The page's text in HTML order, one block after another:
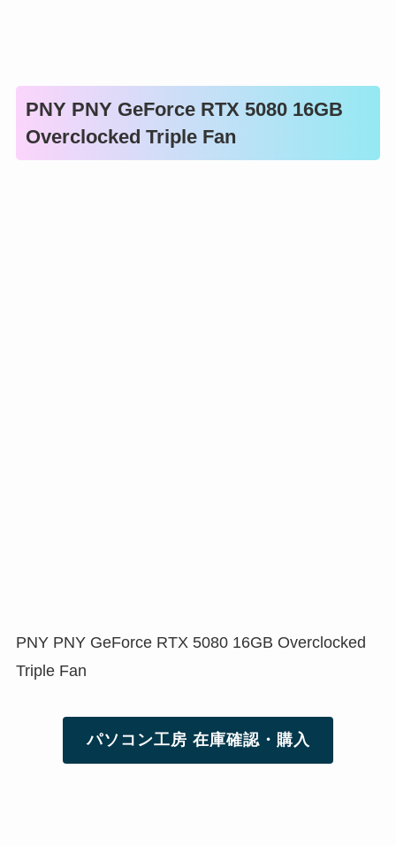
PNY PNY GeForce RTX 5080 16GB
Overclocked Triple Fan
PNY PNY GeForce RTX 5080 16GB Overclocked
Triple Fan
パソコン工房 在庫確認・購入